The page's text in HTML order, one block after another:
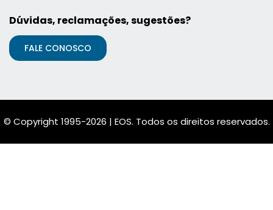
Dúvidas, reclamações, sugestões?
FALE CONOSCO
© Copyright 1995-2026 | EOS. Todos os direitos reservados.